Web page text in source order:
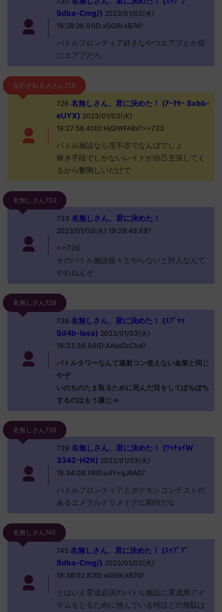
Sdba-Cmg/) 2023/01/03(火)
19:28:29.01ID:xGG9LkB7d?
バトルフロンティア好きなやつエアプとか逆
にエアプだろ
反応される人さん726
726 名無しさん、君に決めた！ (ｱｰｸｾｰ Sxbb-
eUYX) 2023/01/03(火)
19:27:58.40ID:HjQIWFA8x?>>733
バトル施設なら理不尽でなんぼでしょ
稼ぎ手段でしかないレイドが自己主張してく
るから鬱陶しいだけで
名無しさん733
733 名無しさん、君に決めた！
2023/01/03(火) 19:29:49.68?
>>726
そのバトル施設延々とやらないと対人なんて
やれねえぞ
名無しさん738
738名無しさん、君に決めた！ (ｽﾌﾟｯｯ
Sd4b-Iasa) 2023/01/03(火)
19:33:39.06ID:AAsd2cCkd?
バトルタワーなんて連射コン使えない金策と同じ
やぞ
いのちのたま取るために死んだ目をしてぽちぽち
するのはもう嫌じゃ
名無しさん739
739 名無しさん、君に決めた！ (ﾜｯﾁｮｲW
3342-H2lt) 2023/01/03(火)
19:34:08.74ID:u4Y+qJRA0?
バトルフロンティアとポケモンコンテストの
あるエメラルドリメイクに期待だな
名無しさん745
745名無しさん、君に決めた！ (ｽｯﾌﾟﾌﾟ
Sdba-Cmg/) 2023/01/03(火)
19:38:02.87ID:xGG9LkB7d?
とはいえ育成必須のバトル施設に育成用アイ
テムをとるために挑んでいる時ほどの無駄は